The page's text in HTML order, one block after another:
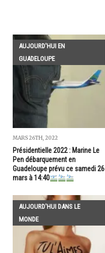
AUJOURD'HUI EN
GUADELOUPE
MARS 26TH, 2022
Présidentielle 2022 : Marine Le
Pen débarquement en
Guadeloupe prévu ce samedi 26
mars à 14:40
AUJOURD'HUI DANS LE
MONDE